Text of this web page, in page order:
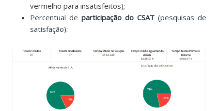
vermelho para insatisfeitos);
Percentual departicipação do CSAT(pesquisas de
satisfação):